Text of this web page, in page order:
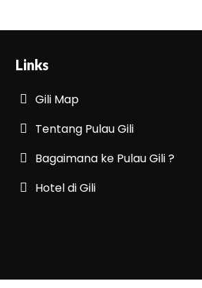
Links
Gili Map
Tentang Pulau Gili
Bagaimana ke Pulau Gili ?
Hotel di Gili